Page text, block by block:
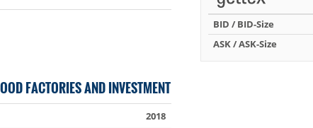
FACTORIES AND INVESTMENT
2018
BID / BID-Size
ASK / ASK-Size